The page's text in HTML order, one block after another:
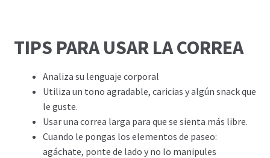
TIPS PARA USAR LA CORREA
Analiza su lenguaje corporal
Utiliza un tono agradable, caricias y algún snack que
le guste.
Usar una correa larga para que se sienta más libre.
Cuando le pongas los elementos de paseo:
agáchate, ponte de lado y no lo manipules